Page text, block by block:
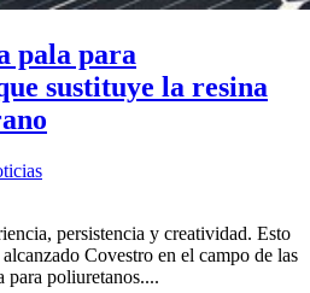
pala para
sustituye la resina
persistencia y creatividad. Esto
Covestro en el campo de las
para poliuretanos....